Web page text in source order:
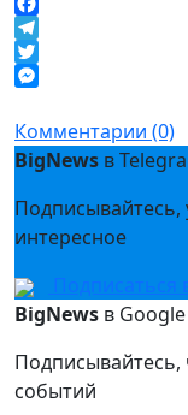
Facebook
Telegram
Twitter
Комментарии (0)
BigNews в
Подписывайтесь,
интересное
Подписаться
BigNews в
Подписывайтесь,
событий